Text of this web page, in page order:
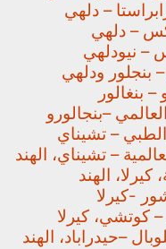
– دلهي
– دلهي
– نيودلهي
ودلهي
بنغالور
–بنجالورو
الطبي – تشيناي
– تشيناي، الهند
كيرلا، الهند
-كيرلا
كوتشي، كيرلا
–حيدراباد، الهند